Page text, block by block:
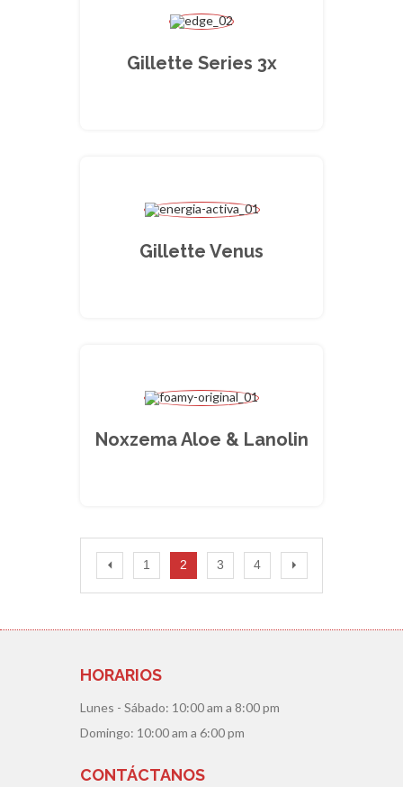
Gillette Series 3x
Gillette Venus
Noxzema Aloe & Lanolin
1 2 3 4
HORARIOS
Lunes - Sábado: 10:00 am a 8:00 pm
Domingo: 10:00 am a 6:00 pm
CONTÁCTANOS